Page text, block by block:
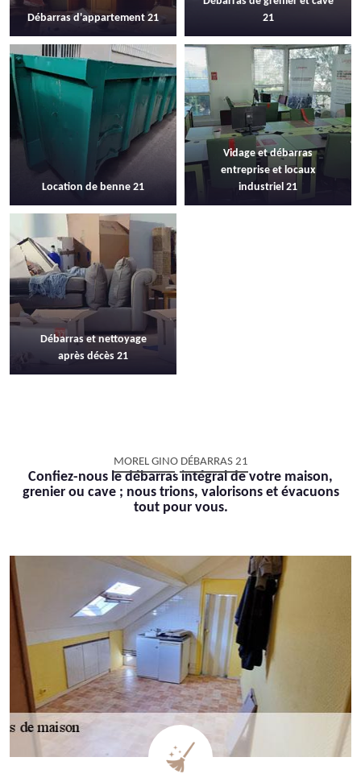
Débarras d'appartement 21
21
Location de benne 21
Vidage et débarras
entreprise et locaux
industriel 21
Débarras et nettoyage
après décès 21
MOREL GINO DÉBARRAS 21
Confiez-nous le débarras intégral de votre maison,
grenier ou cave ; nous trions, valorisons et évacuons
tout pour vous.